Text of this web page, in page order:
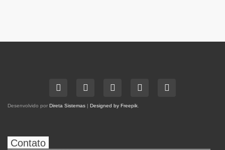
Desenvolvido por Direta Sistemas | Designed by Freepik.
Contato